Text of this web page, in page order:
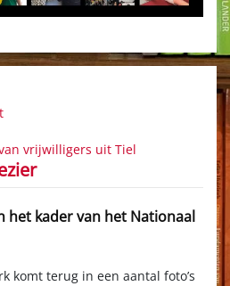
vrijwilligers uit Tiel
het kader van het Nationaal
komt terug in een aantal foto’s